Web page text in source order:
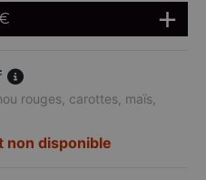
rouges, carottes, maïs,
non disponible